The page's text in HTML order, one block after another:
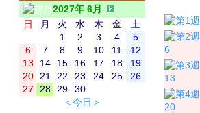
2027年 6月
日
月 火 水 木 金
土
1
2 3 4
5
6
7 8 9 10 11
12
13
14 15 16 17 18
19
20
21 22 23 24 25
26
27
28 29
30
＜今日＞
6
13
20